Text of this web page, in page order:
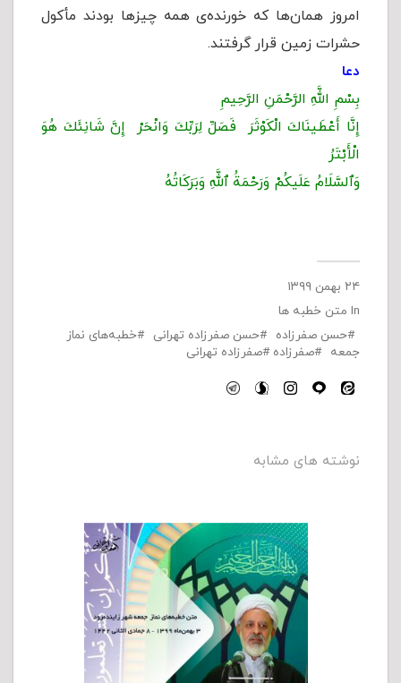
امروز همان‌ها که خورنده‌ی همه چیز‌ها بودند مأکول
حشرات زمین قرار گرفتند.
دعا
بِسْمِ اللَّهِ الرَّحْمَنِ الرَّحِیمِ
إِنَّا أَعْطَینَاكَ الْكَوْثَرَ فَصَلِّ لِرَبِّكَ وَانْحَرْ إِنَّ شَانِئَكَ هُوَ
الْأَبْتَرُ
وَٱلسَّلَامُ عَلَیكُمْ وَرَحْمَةُ ٱللَّهِ وَبَرَكَاتُهُ
۲۴ بهمن ۱۳۹۹
In متن خطبه ها
حسن صفرزاده
حسن صفرزاده تهرانی
خطبه‌های نماز
جمعه
صفرزاده صفرزاده تهرانی
نوشته های مشابه